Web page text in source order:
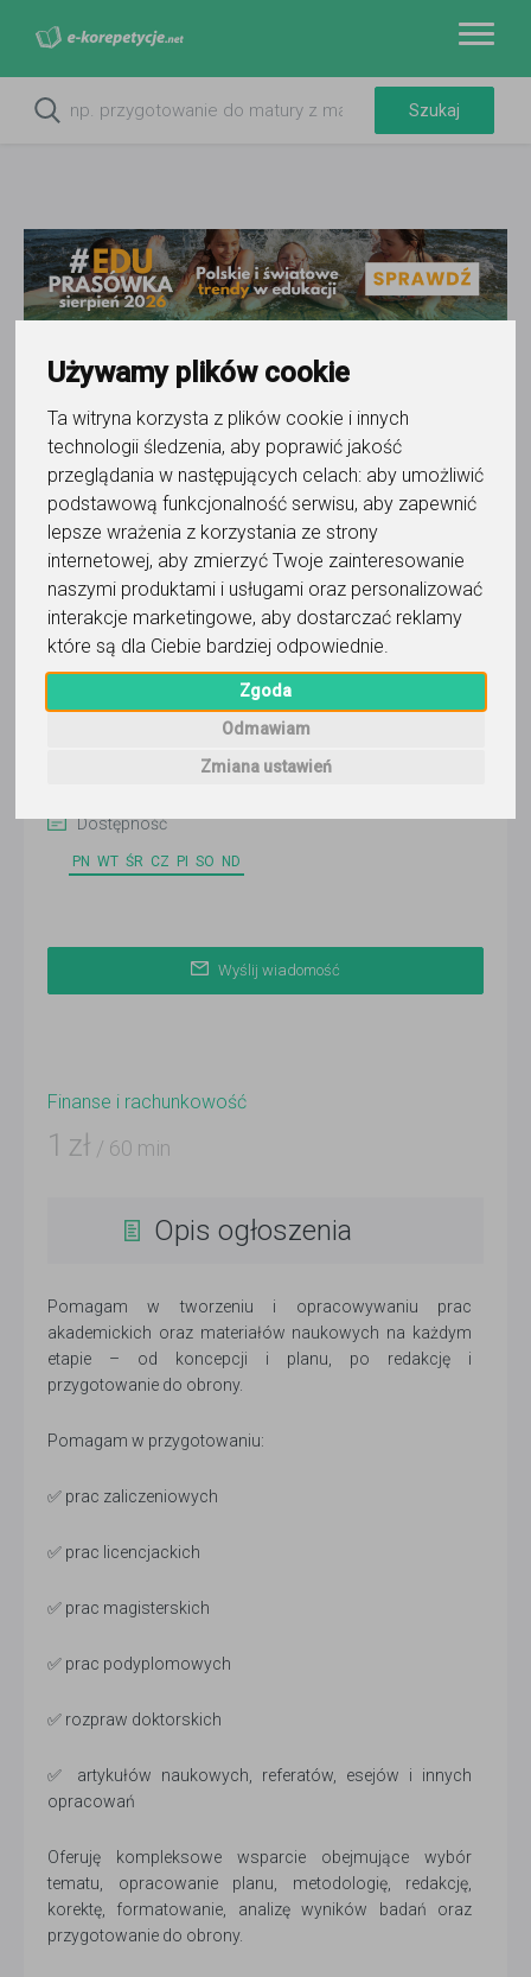
Używamy plików cookie
Ta witryna korzysta z plików cookie i innych
technologii śledzenia, aby poprawić jakość
przeglądania w następujących celach: aby umożliwić
podstawową funkcjonalność serwisu, aby zapewnić
lepsze wrażenia z korzystania ze strony
internetowej, aby zmierzyć Twoje zainteresowanie
naszymi produktami i usługami oraz personalizować
interakcje marketingowe, aby dostarczać reklamy
które są dla Ciebie bardziej odpowiednie.
Zgoda
Odmawiam
Zmiana ustawień
Oznacz wystąpienie kontaktu
Pamela
Korepetytor prowadzi zajęcia online
Dostępność
PN WT ŚR CZ PI SO ND
Wyślij wiadomość
Finanse i rachunkowość
1 zł / 60 min
Opis ogłoszenia
Pomagam w tworzeniu i opracowywaniu prac
akademickich oraz materiałów naukowych na każdym
etapie – od koncepcji i planu, po redakcję i
przygotowanie do obrony.
Pomagam w przygotowaniu:
✅ prac zaliczeniowych
✅ prac licencjackich
✅ prac magisterskich
✅ prac podyplomowych
✅ rozpraw doktorskich
✅ artykułów naukowych, referatów, esejów i innych
opracowań
Oferuję kompleksowe wsparcie obejmujące wybór
tematu, opracowanie planu, metodologię, redakcję,
korektę, formatowanie, analizę wyników badań oraz
przygotowanie do obrony.